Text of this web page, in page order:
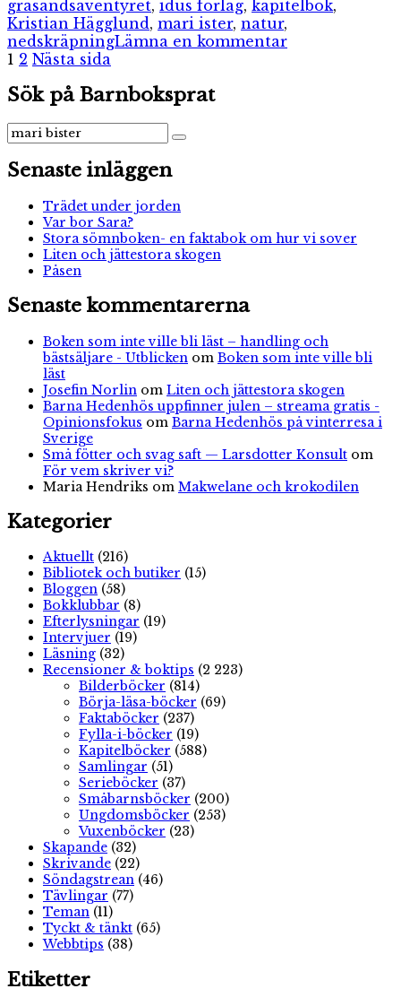
gräsandsäventyret, idus förlag, kapitelbok,
Kristian Hägglund, mari ister, natur,
nedskräpningLämna en kommentartill
Sidnumrering
för
inlägg
Sida
1 Sida
2 Nästa sida
Sök på Barnboksprat
Sök
efter:
Sök
Senaste inläggen
Trädet under jorden
Var bor Sara?
Stora sömnboken- en faktabok om hur vi sover
Liten och jättestora skogen
Påsen
Senaste kommentarerna
Boken som inte ville bli läst – handling och
bästsäljare - Utblicken om Boken som inte ville bli
läst
Josefin Norlin om Liten och jättestora skogen
Barna Hedenhös uppfinner julen – streama gratis -
Opinionsfokus om Barna Hedenhös på vinterresa i
Sverige
Små fötter och svag saft — Larsdotter Konsult om
För vem skriver vi?
Maria Hendriks om Makwelane och krokodilen
Kategorier
Aktuellt (216)
Bibliotek och butiker (15)
Bloggen (58)
Bokklubbar (8)
Efterlysningar (19)
Intervjuer (19)
Läsning (32)
Recensioner & boktips (2 223)
Bilderböcker (814)
Börja-läsa-böcker (69)
Faktaböcker (237)
Fylla-i-böcker (19)
Kapitelböcker (588)
Samlingar (51)
Serieböcker (37)
Småbarnsböcker (200)
Ungdomsböcker (253)
Vuxenböcker (23)
Skapande (32)
Skrivande (22)
Söndagstrean (46)
Tävlingar (77)
Teman (11)
Tyckt & tänkt (65)
Webbtips (38)
Etiketter